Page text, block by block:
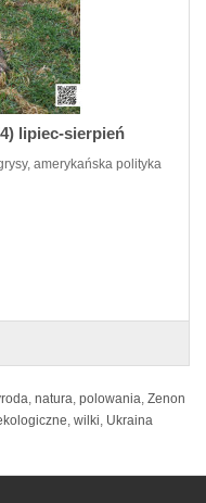
lipiec-sierpień
amerykańska polityka
, natura, polowania, Zenon
, wilki, Ukraina